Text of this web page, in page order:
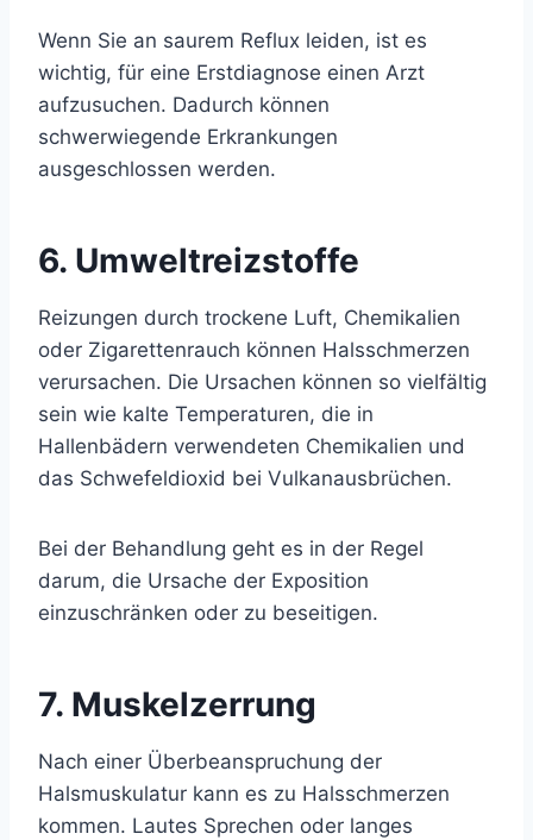
Wenn Sie an saurem Reflux leiden, ist es
wichtig, für eine Erstdiagnose einen Arzt
aufzusuchen. Dadurch können
schwerwiegende Erkrankungen
ausgeschlossen werden.
6. Umweltreizstoffe
Reizungen durch trockene Luft, Chemikalien
oder Zigarettenrauch können Halsschmerzen
verursachen. Die Ursachen können so vielfältig
sein wie kalte Temperaturen, die in
Hallenbädern verwendeten Chemikalien und
das Schwefeldioxid bei Vulkanausbrüchen.
Bei der Behandlung geht es in der Regel
darum, die Ursache der Exposition
einzuschränken oder zu beseitigen.
7. Muskelzerrung
Nach einer Überbeanspruchung der
Halsmuskulatur kann es zu Halsschmerzen
kommen. Lautes Sprechen oder langes